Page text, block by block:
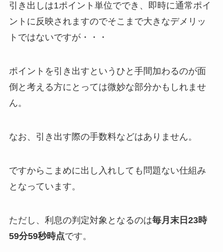
引き出しは1ポイント単位ででき、即時に通常ポイ
ントに反映されますのでそこまで大きなデメリッ
トではないですが・・・
ポイントを引き出すというひと手間加わるのが面
倒と考える方にとっては微妙な部分かもしれませ
ん。
なお、引き出す際の手数料などはありません。
ですからこまめに出し入れしても問題ない仕組み
となっています。
ただし、利息の判定対象となるのは毎月末日23時
59分59秒時点です。